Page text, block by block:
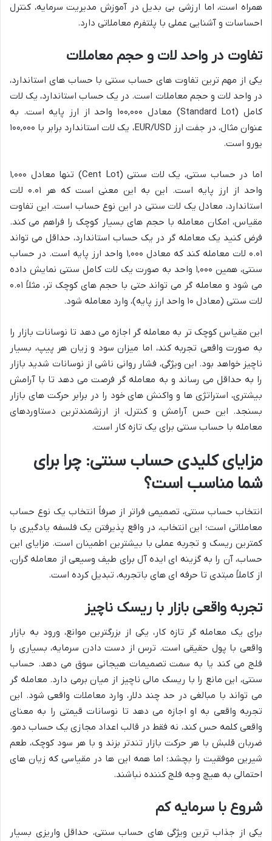
همراه است، اما ارزشی بی بدیل در آموزش مدیریت سرمایه، کنترل
احساسات و آشنایی عملی با پلتفرم معاملاتی دارد.
تفاوت در واحد لات و حجم معاملات
یکی از مهم ترین تفاوت های حساب سنتی با حساب های استاندارد،
در واحد لات و حجم معاملات است. در یک حساب استاندارد، یک لات
کامل (Standard Lot) معادل ۱۰۰,۰۰۰ واحد از ارز پایه است. به
عنوان مثال، در جفت ارز EUR/USD، یک لات استاندارد برابر با ۱۰۰,۰۰۰
یورو است.
اما در حساب سنتی، یک لات سنتی (Cent Lot) تنها معادل ۱,۰۰۰
واحد از ارز پایه است. این به این معنی است که هر ۰.۰۱ لات
استاندارد، معادل یک لات سنتی در این نوع حساب است. این تفاوت
مقیاس، امکان معامله با حجم های بسیار کوچک را فراهم می کند.
فرض کنید یک معامله گر در یک حساب استاندارد، حداقل می تواند
۰.۰۱ لات معامله کند که معادل ۱,۰۰۰ واحد ارز پایه است. در حساب
سنتی، همین ۱,۰۰۰ واحد به صورت یک لات کامل سنتی نمایش داده
می شود و معامله گر می تواند حتی با حجم های کوچک تر، مثلاً ۰.۰۱
لات سنتی (معادل ۱۰ واحد ارز پایه)، وارد معامله شود.
این مقیاس کوچک تر به معامله گر اجازه می دهد تا نوسانات بازار را
به صورت واقعی تجربه کند، اما میزان سود و زیان هر پیپ، بسیار
ناچیز خواهد بود. این ویژگی، فشار روانی ناشی از نوسانات شدید بازار
را به حداقل می رساند و به معامله گر فرصت می دهد تا با آرامش
بیشتری، استراتژی ها و واکنش های خود را در برابر حرکت های بازار
بسنجد. این حس آرامش و کنترل، از ارزشمندترین دستاوردهای
معامله با حساب سنتی برای یک تازه کار است.
مزایای کلیدی حساب سنتی: چرا برای
شما مناسب است؟
انتخاب حساب سنتی، تصمیمی فراتر از صرفاً انتخاب یک نوع حساب
معاملاتی است؛ این انتخاب، در واقع پذیرفتن یک فلسفه یادگیری با
کمترین ریسک و تجربه عملی با بیشترین اطمینان است. مزایای این
حساب، آن را به گزینه ای ایده آل برای طیف وسیعی از معامله گران،
از کاملاً مبتدی تا حرفه ای های باتجربه، تبدیل کرده است.
تجربه واقعی بازار با ریسک ناچیز
برای یک معامله گر تازه کار، یکی از بزرگترین موانع، ورود به بازار
واقعی با پول حقیقی است. ترس از دست دادن سرمایه، بسیاری را
فلج می کند یا به سمت تصمیمات هیجانی سوق می دهد. حساب
سنتی، این مانع را با ریسک مالی ناچیز از میان برمی دارد. معامله گر
می تواند با مبالغی در حد چند دلار، وارد معاملات واقعی شود. این
تجربه واقعی به او اجازه می دهد تا نوسانات قیمتی را به معنای
واقعی کلمه حس کند، نه فقط در قالب اعداد مجازی یک حساب دمو.
ضربان قلبش با هر حرکت بازار تندتر بزند و با هر سود کوچک، طعم
شیرین موفقیت را بچشد؛ اما همه این ها در مقیاسی که زیان های
احتمالی به هیچ وجه فلج کننده نباشند.
شروع با سرمایه کم
یکی از جذاب ترین ویژگی های حساب سنتی، حداقل واریزی بسیار